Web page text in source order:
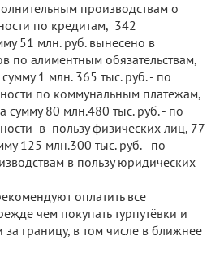
производствам о
по кредитам, 342
51 млн. руб. вынесено в
по алиментным обязательствам,
1 млн. 365 тыс. руб. - по
по коммунальным платежам,
сумму 80 млн.480 тыс. руб. - по
в пользу физических лиц, 77
125 млн.300 тыс. руб. - по
в пользу юридических
оплатить все
чем покупать турпутёвки и
за границу, в том числе в ближнее